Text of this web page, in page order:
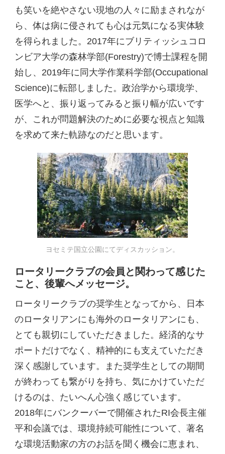
も笑いを絶やさない現地の人々に励まされなが
ら、体は病に侵されても心は元気になる実体験
を得られました。2017年にブリティッシュコロ
ンビア大学の森林学部(Forestry)で博士課程を開
始し、2019年に同大学作業科学部(Occupational
Science)に転部しました。政治学から環境学、
医学へと、振り返ってみると振り幅が広いです
が、これが問題解決のために必要な視点と知識
を求めて来た軌跡なのだと思います。
ヨセミテ国立公園にてディスカッション。
ロータリークラブの会員と関わって感じた
こと、後輩へメッセージ。
ロータリークラブの奨学生となってから、日本
のロータリアンにも海外のロータリアンにも、
とても親切にしていただきました。経済的なサ
ポートだけでなく、精神的にも支えていただき
深く感謝しています。また奨学生としての期間
が終わっても繋がりを持ち、気にかけていただ
けるのは、たいへん心強く感じています。
2018年にバンクーバーで開催されたRI会長主催
平和会議では、環境持続可能性について、著名
な環境活動家の方のお話を聞く機会に恵まれ、